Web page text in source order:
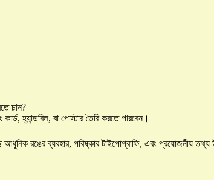
চান?
হ্যান্ডবিল, বা পোস্টার তৈরি করতে পারবেন।
আধুনিক রঙের ব্যবহার, পরিষ্কার টাইপোগ্রাফি, এবং